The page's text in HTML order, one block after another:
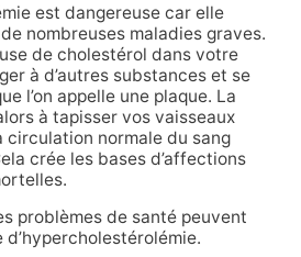
est dangereuse car elle
nombreuses maladies graves.
de cholestérol dans votre
à d’autres substances et se
l’on appelle une plaque. La
à tapisser vos vaisseaux
circulation normale du sang
crée les bases d’affections
problèmes de santé peuvent